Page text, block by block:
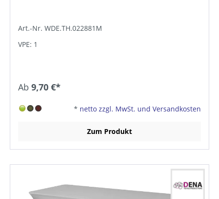
Art.-Nr. WDE.TH.022881M
VPE: 1
Ab 9,70 €*
* netto zzgl. MwSt. und Versandkosten
Zum Produkt